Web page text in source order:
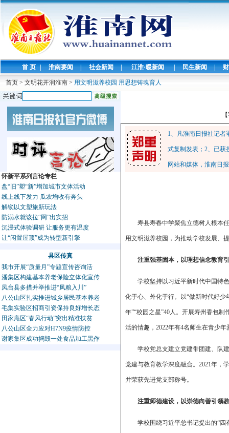
首 页 | 淮南要闻 | 社会新闻 | 江淮·暖新闻 | 民生新闻 |
首页 > 文明花开润淮南 > 用文明滋养校园 用思想铸魂育人
怀新平系列言论专栏
盘“旧”塑“新”增加城市文体活动
线上线下发力 瓜农增收有奔头
解锁以文塑旅新玩法
防溺水就该拉“网”出实招
沉浸式体验调研 让服务更有温度
让“闲置屋顶”成为转型新引擎
县区传真
我市开展“质量月”专题宣传咨询活
潘集区构建基本养老保险立体化宣传
凤台县多措并举推进“凤粮入川”
八公山区扎实推进城乡居民基本养老
毛集实验区招商引资保持良好增长态
田家庵区“春风行动”突出精准扶贫
八公山区全力应对H7N9疫情防控
谢家集区成功捣毁一处食品加工黑作
1、凡淮南日报社记
式复制发表；2、已获
网站和媒体，淮南日
寿县寿春中学聚焦立德树人根本
用文明滋养校园，为推动学校发展、
注重强基固本，以理想信念教育
学校坚持以习近平新时代中国特
化于心、外化于行。以“做新时代好少
年”“校园之星”40人。开展寿州香包
活的情趣，2022年有4名师生在青少
学校党总支建立党建带团建、队
党建与教育教学深度融合。2021年，
并荣获先进党支部称号。
注重师德建设，以崇德向善引领
学校围绕习近平总书记提出的“